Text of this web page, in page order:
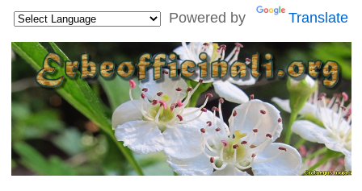
Powered by Translate